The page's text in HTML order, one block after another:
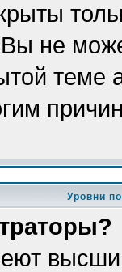
не
теме
Уровни